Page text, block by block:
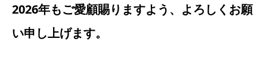
2026年もご愛顧賜りますよう、よろしくお願
い申し上げます。